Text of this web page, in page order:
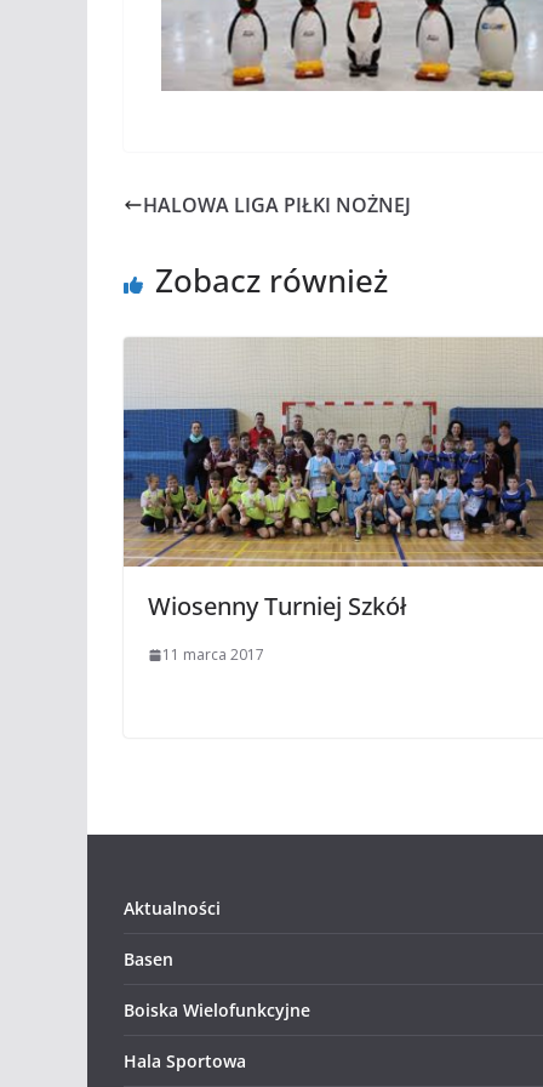
HALOWA LIGA PIŁKI NOŻNEJ
Zobacz również
Wiosenny Turniej Szkół
11 marca 2017
Aktualności
Basen
Boiska Wielofunkcyjne
Hala Sportowa